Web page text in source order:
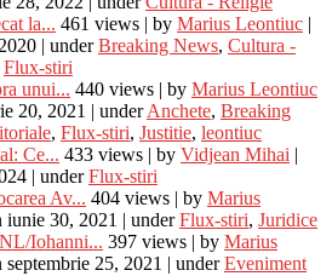
la... 461 views | by Marius Leontiuc |
| underBreaking News, Cultura -
Flux-stiri
unui... 440 views | by Marius Leontiuc
20, 2021 | underAnchete, Breaking
, Flux-stiri, Justitie, leontiuc
Ce... 433 views | by Vidjean Mihai |
| underFlux-stiri
Av... 404 views | by Marius
iunie 30, 2021 | underFlux-stiri, Juridice
Iohanni... 397 views | by Marius
septembrie 25, 2021 | underEveniment